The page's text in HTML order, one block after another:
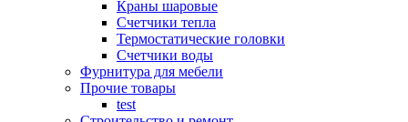
Краны шаровые
Счетчики тепла
Термоcтатические головки
Счетчики воды
Фурнитура для мебели
Прочие товары
test